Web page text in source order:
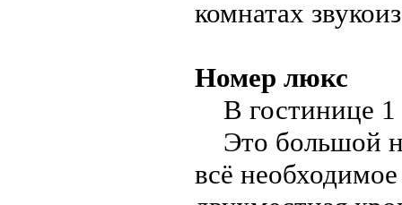
комнатах
Номер люкс
В гостинице 1
Это большой
всё